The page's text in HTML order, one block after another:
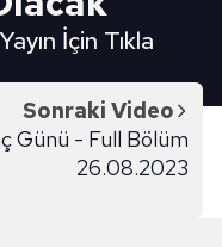
İçin Tıkla
Sonraki Video
Günü - Full Bölüm
26.08.2023